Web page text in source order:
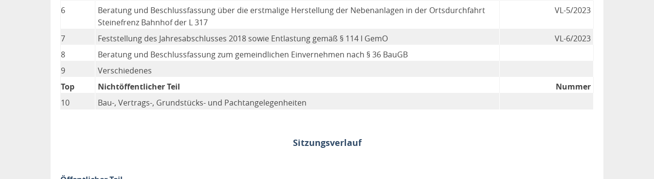
6
Beratung und Beschlussfassung über die erstmalige Herstellung der Nebenanlagen in der Ortsdurchfahrt
Steinefrenz Bahnhof der L 317
VL-5/2023
7 Feststellung des Jahresabschlusses 2018 sowie Entlastung gemäß § 114 I GemO
VL-6/2023
8
Beratung und Beschlussfassung zum gemeindlichen Einvernehmen nach § 36 BauGB
9
Verschiedenes
Top
Nichtöffentlicher Teil
Nummer
10
Bau-, Vertrags-, Grundstücks- und Pachtangelegenheiten
Sitzungsverlauf